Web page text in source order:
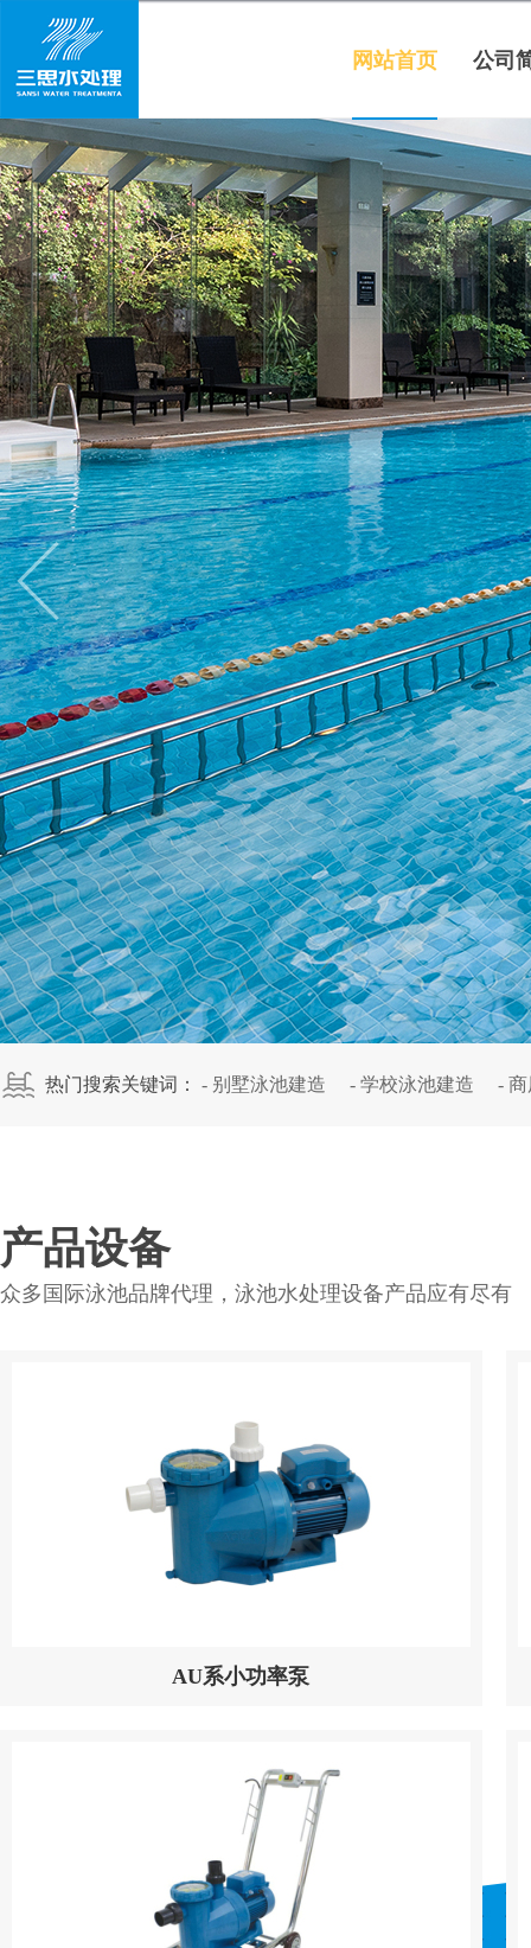
网站首页 公司
- 别墅泳池建造 - 学校泳池建造 -
热门搜索关键词：
产品设备
众多国际泳池品牌代理，泳池水处理设备产品应有尽有
AU系小功率泵